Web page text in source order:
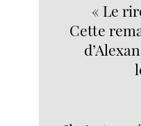
« Le
Cette